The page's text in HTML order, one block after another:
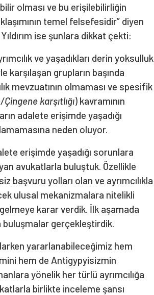
olması ve bu erişilebilirliğin
temel felsefesidir” diyen
ise şunlara dikkat çekti:
ve yaşadıkları derin yoksulluk
grupların başında
mevzuatının olmaması ve spesifik
karşıtlığı) kavramının
adalete erişimde yaşadığı
neden oluyor.
erişimde yaşadığı sorunlara
avukatlarla buluştuk. Özellikle
başvuru yolları olan ve ayrımcılıkla
ulusal mekanizmalara nitelikli
karar verdik. İlk aşamada
buluşmalar gerçekleştirdik.
yararlanabileceğimiz hem
hem de Antigypyisizmin
yönelik her türlü ayrımcılığa
birlikte inceleme şansı